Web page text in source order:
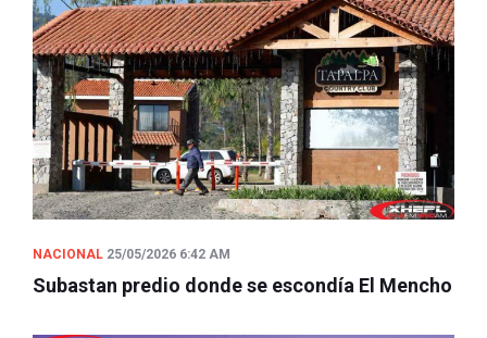
NACIONAL 25/05/2026 6:42 AM
Subastan predio donde se escondía El Mencho